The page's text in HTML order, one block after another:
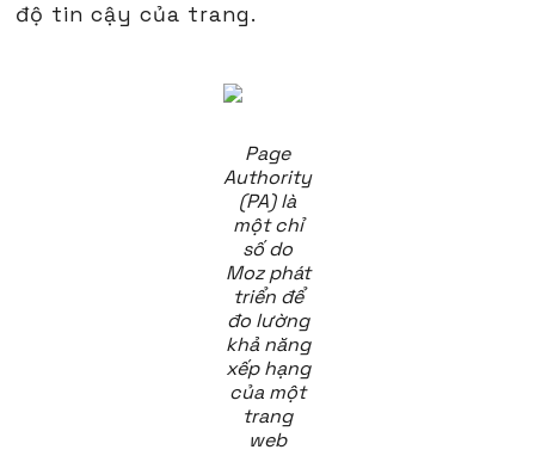
độ tin cậy của trang.
Page
Authority
(PA) là
một chỉ
số do
Moz phát
triển để
đo lường
khả năng
xếp hạng
của một
trang
web